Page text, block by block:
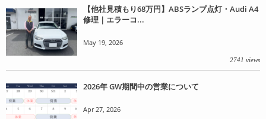
【他社見積もり68万円】ABSランプ点灯・Audi A4
修理｜エラーコ...
May 19, 2026
2741 views
2026年 GW期間中の営業について
Apr 27, 2026